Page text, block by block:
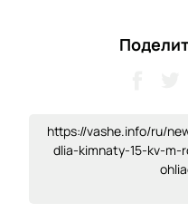
https://vashe.info/ru/
dlia-kimnaty-15-kv-